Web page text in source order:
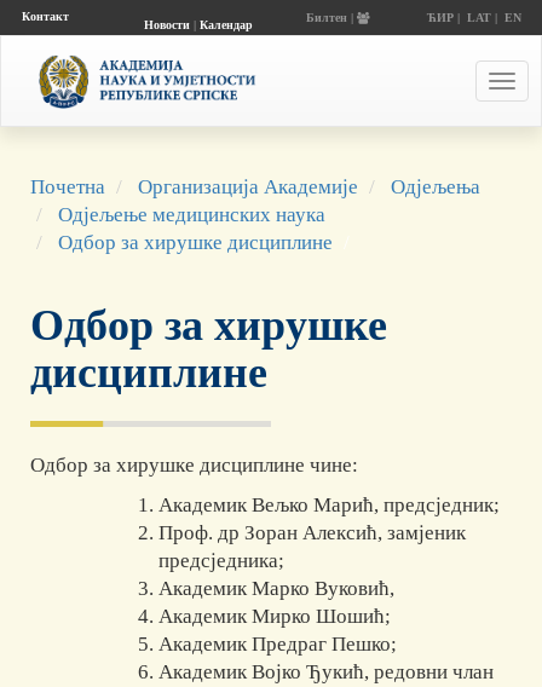
Контакт
Новости| Календар
Билтен | ЋИР| LAT| EN
Почетна Организација Академије
Одјељења
Одјељење медицинских наука
Одбор за хирушке дисциплине
Одбор за хирушке
дисциплине
Одбор за хирушке дисциплине чине:
Академик Вељко Марић, предсједник;
Проф. др Зоран Алексић, замјеник
предсједника;
Академик Марко Вуковић,
Академик Мирко Шошић;
Академик Предраг Пешко;
Академик Војко Ђукић, редовни члан